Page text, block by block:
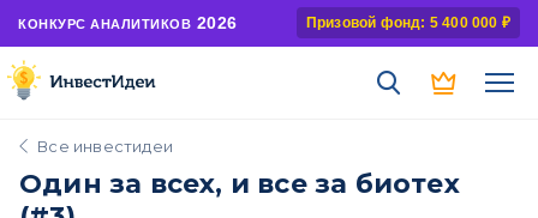
КОНКУРС АНАЛИТИКОВ 2026 Призовой фонд: 5 400 000 ₽
Все инвестидеи
Один за всех, и все за биотех